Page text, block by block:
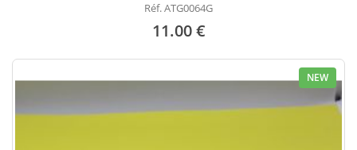
Réf. ATG0064G
11.00 €
NEW